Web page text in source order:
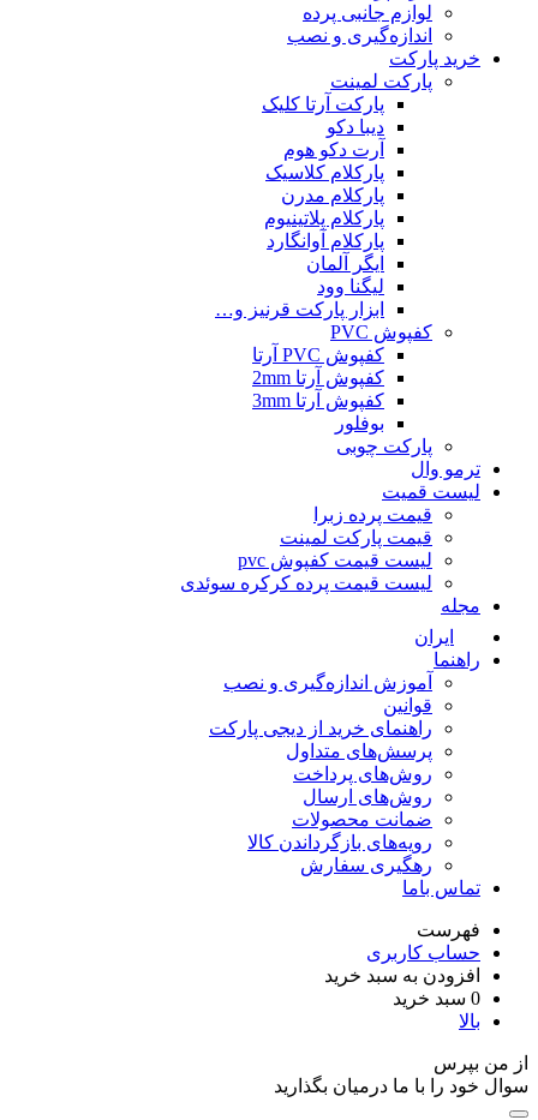
لوازم جانبی پرده
اندازه‌گیری و نصب
خرید پارکت
پارکت لمینت
پارکت آرتا کلیک
دیبا دکو
آرت دکو هوم
پارکلام کلاسیک
پارکلام مدرن
پارکلام پلاتینیوم
پارکلام آوانگارد
ایگر آلمان
لیگنا وود
ابزار پارکت قرنیز و…
کفپوش PVC
کفپوش PVC آرتا
کفپوش آرتا 2mm
کفپوش آرتا 3mm
بوفلور
پارکت چوبی
ترمو وال
لیست قمیت
قیمت پرده زبرا
قیمت پارکت لمینت
لیست قیمت کفپوش pvc
لیست قیمت پرده کرکره سوئدی
مجله
ایران
راهنما
آموزش اندازه‌گیری و نصب
قوانین
راهنمای خرید از دیجی پارکت
پرسش‌های متداول
روش‌های پرداخت
روش‌های ارسال
ضمانت محصولات
رویه‌های بازگرداندن کالا
رهگیری سفارش
تماس باما
فهرست
حساب کاربری
افزودن به سبد خرید
0 سبد خرید
بالا
از من بپرس
سوال خود را با ما درمیان بگذارید